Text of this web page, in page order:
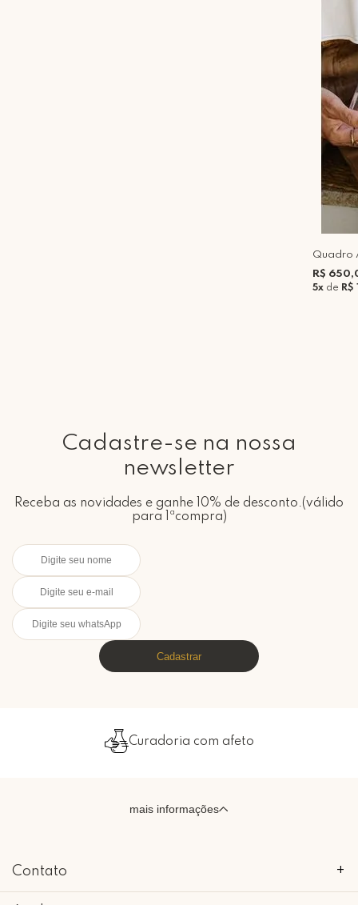
Quadro
R$
5xde R$
Cadastre-se na nossa
newsletter
Receba as novidades e ganhe 10% de desconto.(válido
para 1ªcompra)
Cadastrar
Curadoria com afeto
mais informações
Contato +